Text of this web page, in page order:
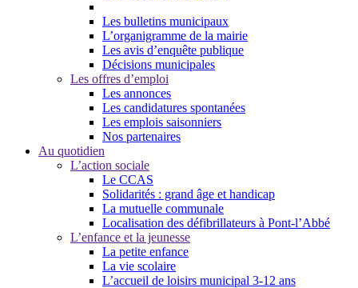
Les bulletins municipaux
L’organigramme de la mairie
Les avis d’enquête publique
Décisions municipales
Les offres d’emploi
Les annonces
Les candidatures spontanées
Les emplois saisonniers
Nos partenaires
Au quotidien
L’action sociale
Le CCAS
Solidarités : grand âge et handicap
La mutuelle communale
Localisation des défibrillateurs à Pont-l’Abbé
L’enfance et la jeunesse
La petite enfance
La vie scolaire
L’accueil de loisirs municipal 3-12 ans